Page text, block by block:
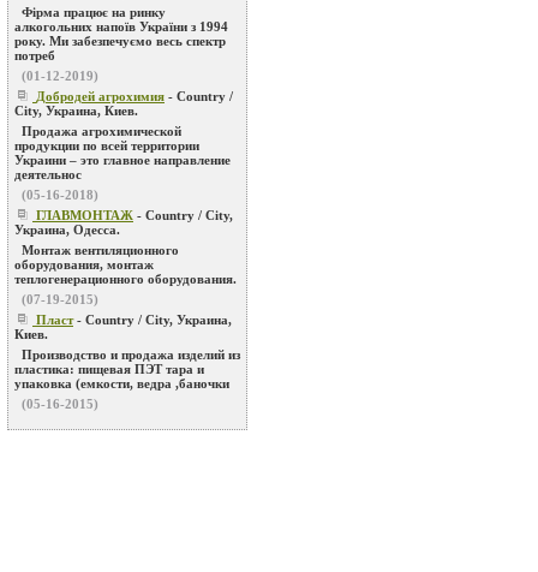
Фірма працює на ринку
алкогольних напоїв України з 1994
року. Ми забезпечуємо весь спектр
потреб
(01-12-2019)
Добродей агрохимия - Country /
City, Украина, Киев.
Продажа агрохимической
продукции по всей территории
Украини – это главное направление
деятельнос
(05-16-2018)
ГЛАВМОНТАЖ - Country / City,
Украина, Одесса.
Монтаж вентиляционного
оборудования, монтаж
теплогенерационного оборудования.
(07-19-2015)
Пласт- Country / City, Украина,
Киев.
Производство и продажа изделий из
пластика: пищевая ПЭТ тара и
упаковка (емкости, ведра ,баночки
(05-16-2015)